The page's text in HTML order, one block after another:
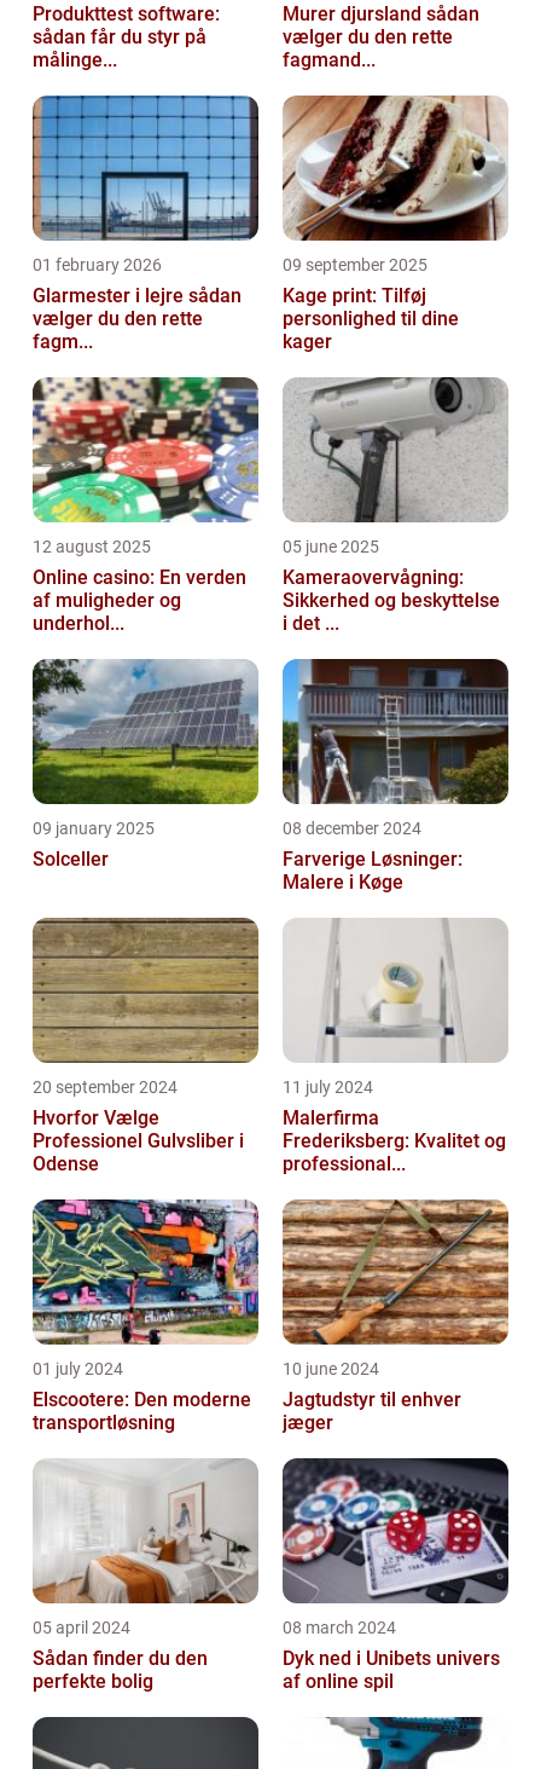
Produkttest software:
sådan får du styr på
målinge...
Murer djursland sådan
vælger du den rette
fagmand...
01 february 2026
Glarmester i lejre sådan
vælger du den rette
fagm...
09 september 2025
Kage print: Tilføj
personlighed til dine
kager
12 august 2025
Online casino: En verden
af muligheder og
underhol...
05 june 2025
Kameraovervågning:
Sikkerhed og beskyttelse
i det ...
09 january 2025
Solceller
08 december 2024
Farverige Løsninger:
Malere i Køge
20 september 2024
Hvorfor Vælge
Professionel Gulvsliber i
Odense
11 july 2024
Malerfirma
Frederiksberg: Kvalitet og
professional...
01 july 2024
Elscootere: Den moderne
transportløsning
10 june 2024
Jagtudstyr til enhver
jæger
05 april 2024
Sådan finder du den
perfekte bolig
08 march 2024
Dyk ned i Unibets univers
af online spil